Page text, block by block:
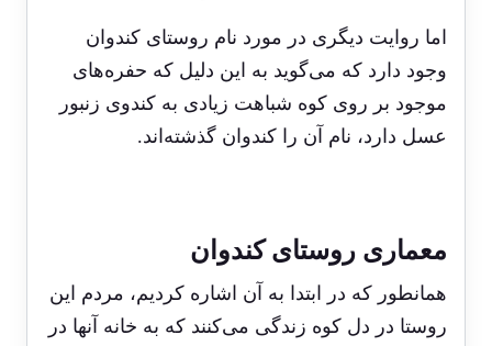
اما روایت دیگری در مورد نام روستای کندوان
وجود دارد که می‌گوید به این دلیل که حفره‌های
موجود بر روی کوه شباهت زیادی به کندوی زنبور
عسل دارد، نام آن را کندوان گذشته‌اند.
معماری روستای کندوان
همانطور که در ابتدا به آن اشاره کردیم، مردم این
روستا در دل کوه زندگی می‌کنند که به خانه آنها در